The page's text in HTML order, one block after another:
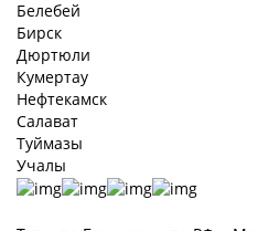
Белебей
Бирск
Дюртюли
Кумертау
Нефтекамск
Салават
Туймазы
Учалы